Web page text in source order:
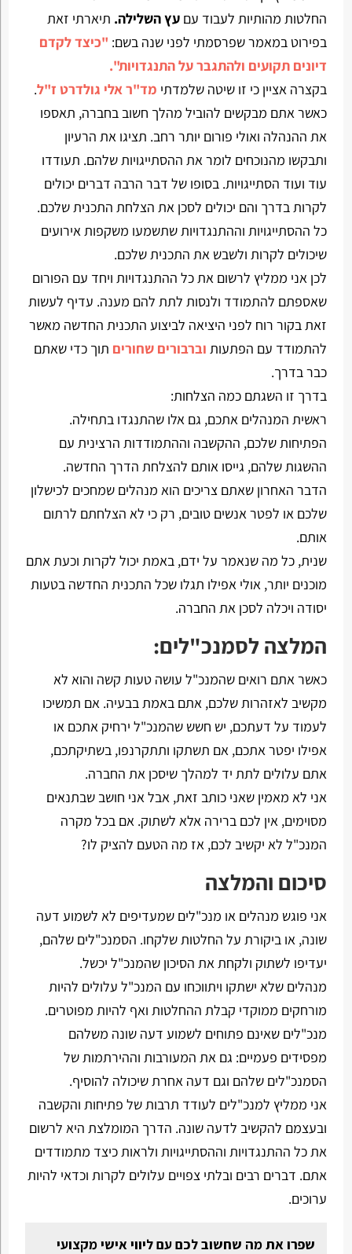
החלטות מהותיות לעבוד עם עץ השלילה. תיארתי זאת
בפירוט במאמר שפרסמתי לפני שנה בשם: "כיצד לקדם
דיונים תקועים ולהתגבר על התנגדויות".
בקצרה אציין כי זו שיטה שלמדתי מד"ר אלי גולדרט ז"ל.
כאשר אתם מבקשים להוביל מהלך חשוב בחברה, תאספו
את ההנהלה ואולי פורום יותר רחב. תציגו את הרעיון
ותבקשו מהנוכחים לומר את ההסתייגויות שלהם. תעודדו
עוד ועוד הסתייגויות. בסופו של דבר הרבה דברים יכולים
לקרות בדרך והם יכולים לסכן את הצלחת התכנית שלכם.
כל ההסתייגויות וההתנגדויות שתשמעו משקפות אירועים
שיכולים לקרות ולשבש את התכנית שלכם.
לכן אני ממליץ לרשום את כל ההתנגדויות ויחד עם הפורום
שאספתם להתמודד ולנסות לתת להם מענה. עדיף לעשות
זאת בקור רוח לפני היציאה לביצוע התכנית החדשה מאשר
להתמודד עם הפתעות וברבורים שחורים תוך כדי שאתם
כבר בדרך.
בדרך זו השגתם כמה הצלחות:
ראשית המנהלים אתכם, גם אלו שהתנגדו בתחילה.
הפתיחות שלכם, ההקשבה וההתמודדות הרצינית עם
ההשגות שלהם, גייסו אותם להצלחת הדרך החדשה.
הדבר האחרון שאתם צריכים הוא מנהלים שמחכים לכישלון
שלכם או לפטר אנשים טובים, רק כי לא הצלחתם לרתום
אותם.
שנית, כל מה שנאמר על ידם, באמת יכול לקרות וכעת אתם
מוכנים יותר, אולי אפילו תגלו שכל התכנית החדשה בטעות
יסודה ויכלה לסכן את החברה.
המלצה לסמנכ"לים:
כאשר אתם רואים שהמנכ"ל עושה טעות קשה והוא לא
מקשיב לאזהרות שלכם, אתם באמת בבעיה. אם תמשיכו
לעמוד על דעתכם, יש חשש שהמנכ"ל ירחיק אתכם או
אפילו יפטר אתכם, אם תשתקו ותתקרנפו, בשתיקתכם,
אתם עלולים לתת יד למהלך שיסכן את החברה.
אני לא מאמין שאני כותב זאת, אבל אני חושב שבתנאים
מסוימים, אין לכם ברירה אלא לשתוק. אם בכל מקרה
המנכ"ל לא יקשיב לכם, אז מה הטעם להציק לו?
סיכום והמלצה
אני פוגש מנהלים או מנכ"לים שמעדיפים לא לשמוע דעה
שונה, או ביקורת על החלטות שלקחו. הסמנכ"לים שלהם,
יעדיפו לשתוק ולקחת את הסיכון שהמנכ"ל יכשל.
מנהלים שלא ישתקו ויתווכחו עם המנכ"ל עלולים להיות
מורחקים ממוקדי קבלת ההחלטות ואף להיות מפוטרים.
מנכ"לים שאינם פתוחים לשמוע דעה שונה משלהם
מפסידים פעמיים: גם את המעורבות וההירתמות של
הסמנכ"לים שלהם וגם דעה אחרת שיכולה להוסיף.
אני ממליץ למנכ"לים לעודד תרבות של פתיחות והקשבה
ובעצמם להקשיב לדעה שונה. הדרך המומלצת היא לרשום
את כל ההתנגדויות וההסתייגויות ולראות כיצד מתמודדים
אתם. דברים רבים ובלתי צפויים עלולים לקרות וכדאי להיות
ערוכים.
שפרו את מה שחשוב לכם עם ליווי אישי מקצועי